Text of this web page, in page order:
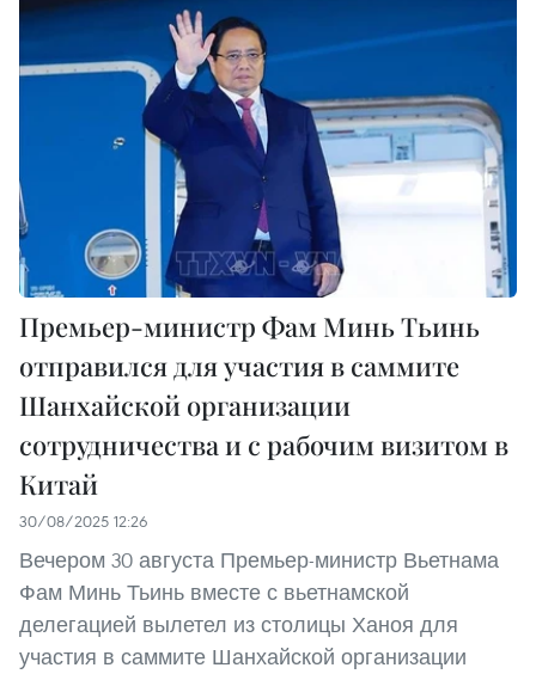
Премьер-министр Фам Минь Тьинь
отправился для участия в саммите
Шанхайской организации
сотрудничества и с рабочим визитом в
Китай
30/08/2025 12:26
Вечером 30 августа Премьер-министр Вьетнама
Фам Минь Тьинь вместе с вьетнамской
делегацией вылетел из столицы Ханоя для
участия в саммите Шанхайской организации